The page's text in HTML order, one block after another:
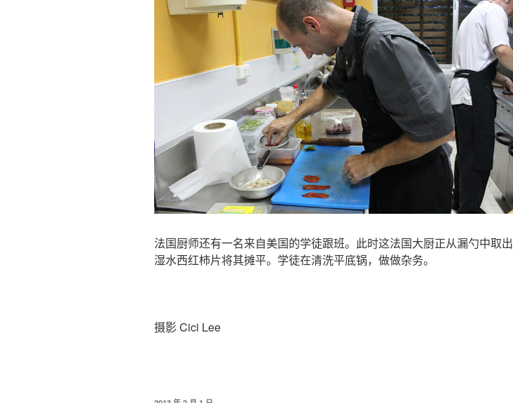
法国厨师还有一名来自美国的学徒跟班。此时这法国大厨正从漏勺中取出
湿水西红柿片将其摊平。学徒在清洗平底锅，做做杂务。
摄影 Cici Lee